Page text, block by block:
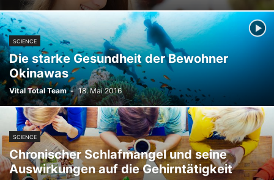
SCIENCE
Die starke Gesundheit der Bewohner
Okinawas
Vital Total Team - 18. Mai 2016
SCIENCE
Chronischer Schlafmangel und seine
Auswirkungen auf die Gehirntätigkeit